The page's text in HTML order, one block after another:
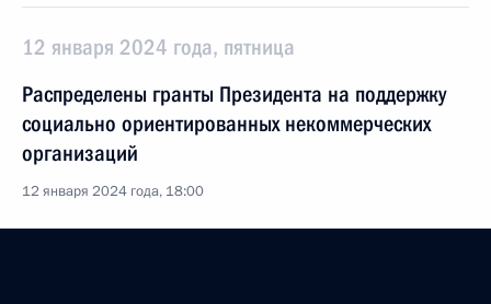
12 января 2024 года, пятница
Распределены гранты Президента на поддержку
социально ориентированных некоммерческих
организаций
12 января 2024 года, 18:00